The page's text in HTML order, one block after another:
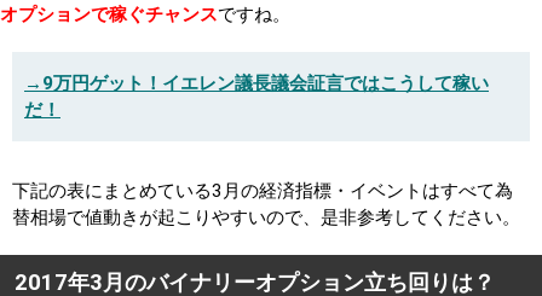
オプションで稼ぐチャンスですね。
→9万円ゲット！イエレン議長議会証言ではこうして稼い
だ！
下記の表にまとめている3月の経済指標・イベントはすべて為
替相場で値動きが起こりやすいので、是非参考してください。
2017年3月のバイナリーオプション立ち回りは？